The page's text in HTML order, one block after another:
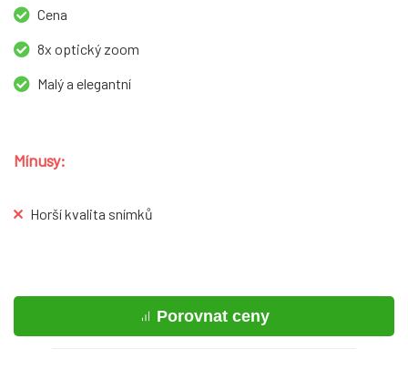
Cena
8x optický zoom
Malý a elegantní
Mínusy:
Horší kvalita snímků
Porovnat ceny